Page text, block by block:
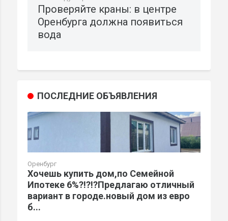
Проверяйте краны: в центре
Оренбурга должна появиться
вода
ПОСЛЕДНИЕ ОБЪЯВЛЕНИЯ
Оренбург
Хочешь купить дом,по Семейной
Ипотеке 6%?!?!?Предлагаю отличный
вариант в городе.новый дом из евро
б...